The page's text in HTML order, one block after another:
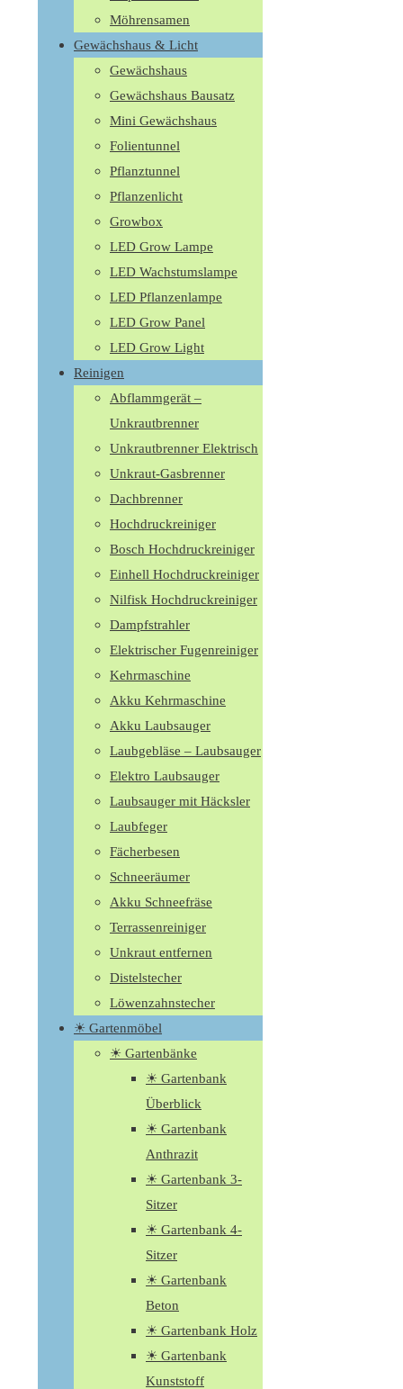
Möhrensamen
Gewächshaus & Licht
Gewächshaus
Gewächshaus Bausatz
Mini Gewächshaus
Folientunnel
Pflanztunnel
Pflanzenlicht
Growbox
LED Grow Lampe
LED Wachstumslampe
LED Pflanzenlampe
LED Grow Panel
LED Grow Light
Reinigen
Abflammgerät –
Unkrautbrenner
Unkrautbrenner Elektrisch
Unkraut-Gasbrenner
Dachbrenner
Hochdruckreiniger
Bosch Hochdruckreiniger
Einhell Hochdruckreiniger
Nilfisk Hochdruckreiniger
Dampfstrahler
Elektrischer Fugenreiniger
Kehrmaschine
Akku Kehrmaschine
Akku Laubsauger
Laubgebläse – Laubsauger
Elektro Laubsauger
Laubsauger mit Häcksler
Laubfeger
Fächerbesen
Schneeräumer
Akku Schneefräse
Terrassenreiniger
Unkraut entfernen
Distelstecher
Löwenzahnstecher
☀ Gartenmöbel
☀ Gartenbänke
☀ Gartenbank
Überblick
☀ Gartenbank
Anthrazit
☀ Gartenbank 3-
Sitzer
☀ Gartenbank 4-
Sitzer
☀ Gartenbank
Beton
☀ Gartenbank Holz
☀ Gartenbank
Kunststoff